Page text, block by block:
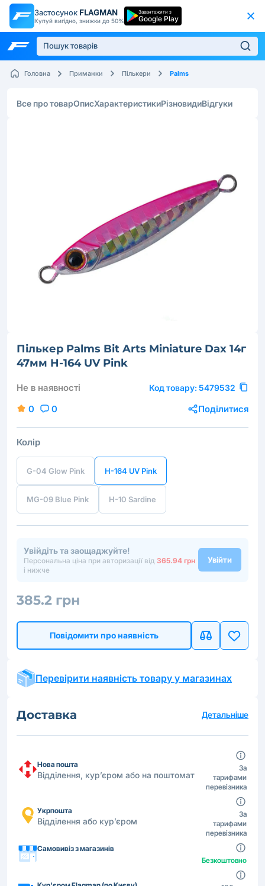
Застосунок FLAGMAN
Купуй вигідно, знижки до 50%
Завантажити з
Google Play
Головна Приманки Пількери Palms
Все про товарОписХарактеристикиРізновидиВідгуки
Пількер Palms Bit Arts Miniature Dax 14г
47мм H-164 UV Pink
Не в наявності Код товару: 5479532
0 0 Поділитися
Колір
G-04 Glow Pink H-164 UV Pink
MG-09 Blue Pink H-10 Sardine
Увійдіть та заощаджуйте!
Персональна ціна при авторизації від 365.94 грн
і нижче
Увійти
385.2 грн
Повідомити про наявність
Перевірити наявність товару у магазинах
Доставка Детальніше
Нова пошта
Відділення, кур’єром або на поштомат
За
тарифами
перевізника
Укрпошта
Відділення або кур’єром
За
тарифами
перевізника
Самовивіз з магазинів
Безкоштовно